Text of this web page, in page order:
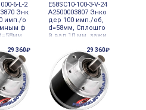
6-L-2
Энк
имп./о
ф
Вых
5VD
инкре
E58SC10-100-3-V-24
A2500003807 Энко
дер 100 имп./об,
d=58мм, Сплошго
й вал 10 мм, зажи
B, Z фаза, Выход
напряжения, 12-2
4VDC 12-24VDC ин
крементальный
29 360₽ 29 360₽